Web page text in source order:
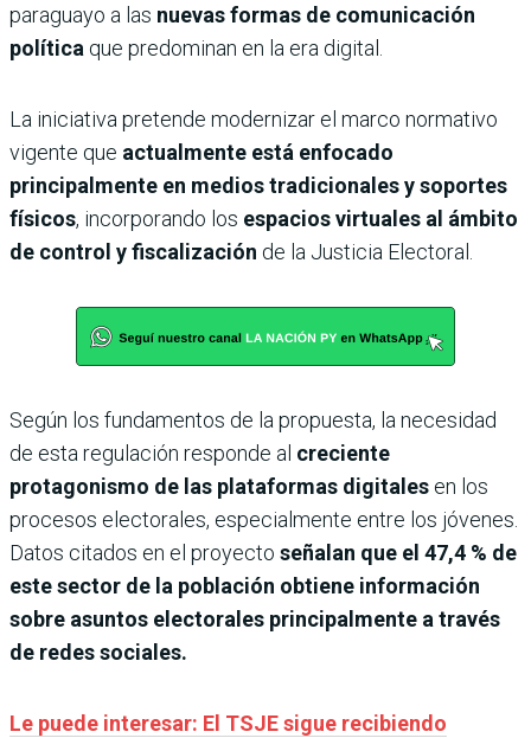
paraguayo a las nuevas formas de comunicación
política que predominan en la era digital.
La iniciativa pretende modernizar el marco normativo
vigente que actualmente está enfocado
principalmente en medios tradicionales y soportes
físicos, incorporando los espacios virtuales al ámbito
de control y fiscalización de la Justicia Electoral.
Según los fundamentos de la propuesta, la necesidad
de esta regulación responde al creciente
protagonismo de las plataformas digitales en los
procesos electorales, especialmente entre los jóvenes.
Datos citados en el proyecto señalan que el 47,4 % de
este sector de la población obtiene información
sobre asuntos electorales principalmente a través
de redes sociales.
Le puede interesar: El TSJE sigue recibiendo